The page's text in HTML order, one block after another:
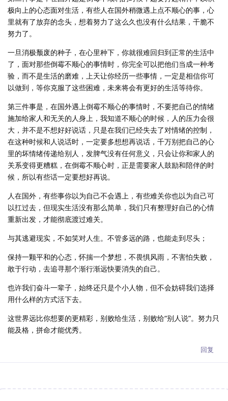
极向上的心态面对生活，有些人在国外稍微遇上点不顺心的事，心
里就有了放弃的念头，想着努力了这么久也没有什么结果，干脆不
努力了。
一旦消极颓废的种子，在心里种下，你就很难回归到正常的生活中
了，面对那些倒霉不顺心的事情时，你完全可以把他们当成一种考
验，而不是生活的磨难，上天让你经历一些事情，一定是相信你可
以做到，等你克服了这些困难，未来将会有更好的生活等待你。
第三件事是，在国外遇上倒霉不顺心的事情时，不要把自己的情绪
施加给家人和无关的人身上，我知道不顺心的时候，人的压力会很
大，并不是不想好好说话，只是在我们已经失去了对情绪的控制，
在这种时候和人说话时，一定要多想想再说话，千万别把自己的心
里的坏情绪传递给别人，发脾气没有任何意义，只会让你和家人的
关系变得更糟糕，在倒霉不顺心时，正是需要家人鼓励和陪伴的时
候，所以有些话一定要想好再说。
人在国外，有些事你以为自己不会遇上，有些难关你也以为自己可
以扛过去，但现实生活没有那么简单，我们只有整理好自己的心情
重新出发，才能彻底渡过难关。
与其逃避现实，不如笑对人生。不管多远的路，也能走到尽头；
保持一颗平和的心态，怀揣一个梦想，不畏惧风雨，不害怕失败，
敢于行动，去追寻那个渐行渐远快要消失的自己。
也许我们奋斗一辈子，始终还只是个小人物，但不会妨碍我们选择
用什么样的方式活下去。
这世界远比你想要的更精彩，别败给生活，别败给“别人说”。努力只
能及格，拼命才能优秀。
回复